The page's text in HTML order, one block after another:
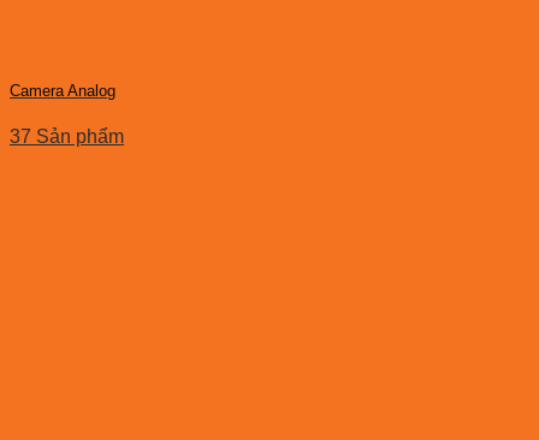
Camera Analog
37 Sản phẩm